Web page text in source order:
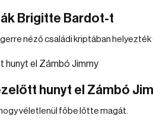
Brigitte Bardot-t
néző családi kriptában helyezték
hunyt el Zámbó
véletlenül főbe lőtte magát.